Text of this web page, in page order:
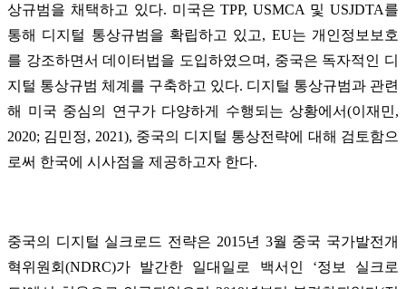
상규범을 채택하고 있다. 미국은 TPP, USMCA 및 USJDTA를
통해 디지털 통상규범을 확립하고 있고, EU는 개인정보보호
를 강조하면서 데이터법을 도입하였으며, 중국은 독자적인 디
지털 통상규범 체계를 구축하고 있다. 디지털 통상규범과 관련
해 미국 중심의 연구가 다양하게 수행되는 상황에서(이재민,
2020; 김민정, 2021), 중국의 디지털 통상전략에 대해 검토함으
로써 한국에 시사점을 제공하고자 한다.
중국의 디지털 실크로드 전략은 2015년 3월 중국 국가발전개
혁위원회(NDRC)가 발간한 일대일로 백서인 ‘정보 실크로